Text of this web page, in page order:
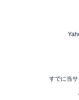
すでに当